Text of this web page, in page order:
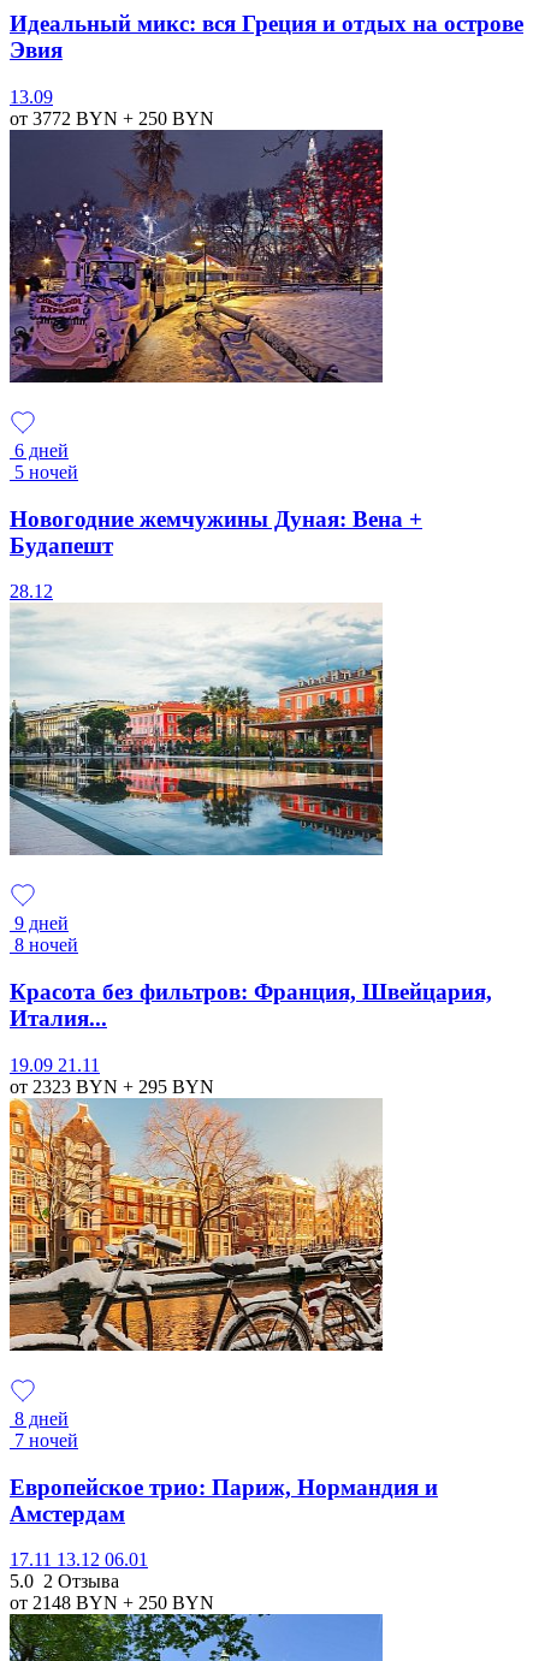
Идеальный микс: вся Греция и отдых на острове
Эвия
13.09
от 3772 BYN + 250 BYN
6 дней
5 ночей
Новогодние жемчужины Дуная: Вена +
Будапешт
28.12
9 дней
8 ночей
Красота без фильтров: Франция, Швейцария,
Италия...
19.09 21.11
от 2323 BYN + 295 BYN
8 дней
7 ночей
Европейское трио: Париж, Нормандия и
Амстердам
17.11 13.12 06.01
5.0 2 Отзыва
от 2148 BYN + 250 BYN